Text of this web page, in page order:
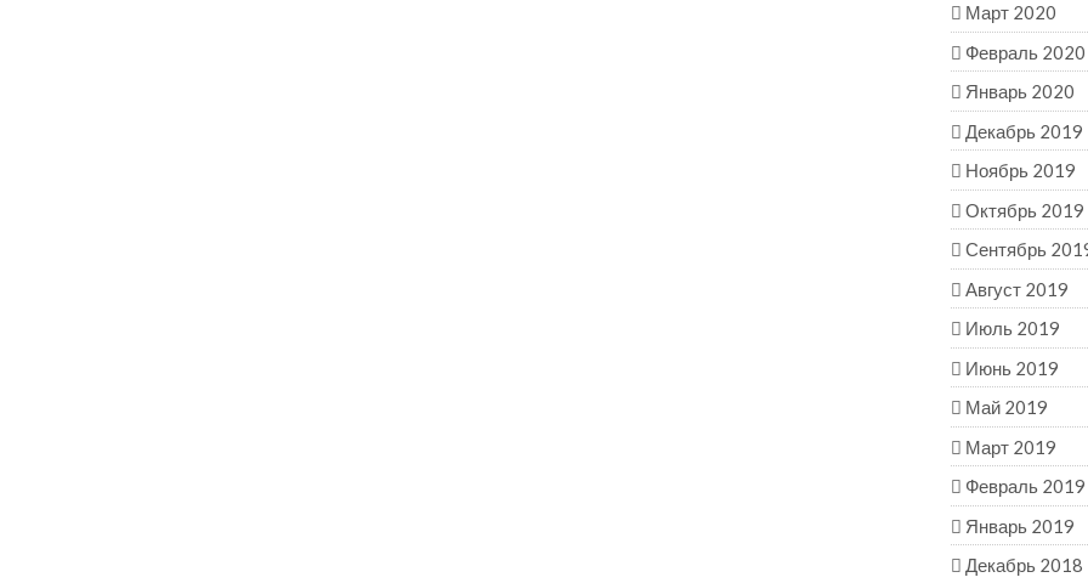
Март 2020
Февраль 2020
Январь 2020
Декабрь 2019
Ноябрь 2019
Октябрь 2019
Сентябрь
Август 2019
Июль 2019
Июнь 2019
Май 2019
Март 2019
Февраль 2019
Январь 2019
Декабрь 2018